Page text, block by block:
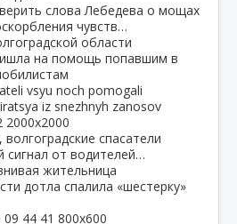
слова Лебедева о мощах
чувств…
области
на помощь попавшим в
спасатели
от водителей…
жительница
дотла спалила «шестерку»